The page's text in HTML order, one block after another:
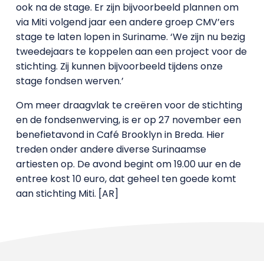
ook na de stage. Er zijn bijvoorbeeld plannen om
via Miti volgend jaar een andere groep CMV’ers
stage te laten lopen in Suriname. ‘We zijn nu bezig
tweedejaars te koppelen aan een project voor de
stichting. Zij kunnen bijvoorbeeld tijdens onze
stage fondsen werven.’
Om meer draagvlak te creëren voor de stichting
en de fondsenwerving, is er op 27 november een
benefietavond in Café Brooklyn in Breda. Hier
treden onder andere diverse Surinaamse
artiesten op. De avond begint om 19.00 uur en de
entree kost 10 euro, dat geheel ten goede komt
aan stichting Miti. [AR]